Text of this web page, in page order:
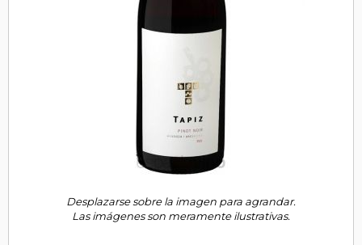
Desplazarse sobre la imagen para agrandar.
Las imágenes son meramente ilustrativas.